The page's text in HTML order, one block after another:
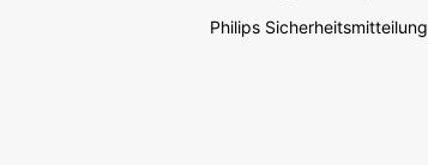
Philips Sicherheitsmitteilung